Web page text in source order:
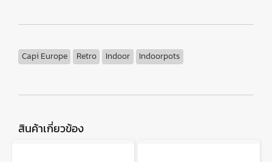
Capi Europe Retro Indoor Indoorpots
สินค้าเกี่ยวข้อง